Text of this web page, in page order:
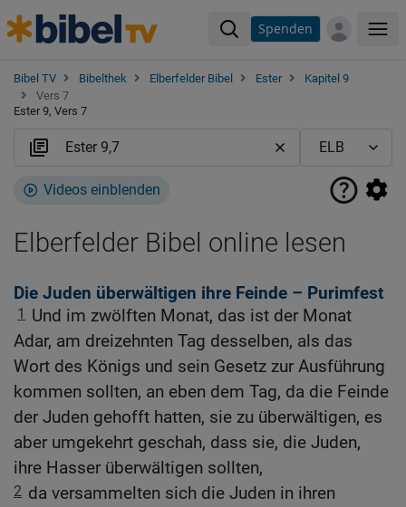
Spenden
Bibel TV Bibelthek Elberfelder Bibel Ester
Kapitel 9
Vers 7
Ester 9, Vers 7
Videos einblenden
Elberfelder Bibel online lesen
Die Juden überwältigen ihre Feinde – Purimfest
1
Und im zwölften Monat, das ist der Monat
Adar, am dreizehnten Tag desselben, als das
Wort des Königs und sein Gesetz zur Ausführung
kommen sollten, an eben dem Tag, da die Feinde
der Juden gehofft hatten, sie zu überwältigen, es
aber umgekehrt geschah, dass sie, die Juden,
ihre Hasser überwältigen sollten,
2 da versammelten sich die Juden in ihren